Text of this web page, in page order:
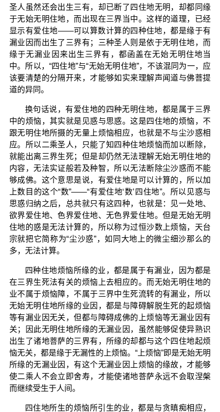
圣人虽然还会出生三有，却已断了四住地无明，却都同缘
于无始无明住地，而出现在三界当中。这样的道理，已经
显示有爱住地——可以算数计算的四种住地，都是缘于有
漏业因而出生了三界有；三种圣人则是依于无明住地，而
缘于无漏业因来出生三界有，都函盖在无始无明住地当
中。所以，“四住地”与“无始无明住地”，不该混同为一，应
该要清楚的分隔开来，才能够如实来理解声闻道与佛菩提
道的异同。
换句话说，有爱住地的四种无明住地，都是属于三界
中的烦恼，其实就是见惑与思惑。这是四住地的烦恼，不
跟无明住地所摄的无量上烦恼相应，也就是不与尘沙惑相
应。所以二乘圣人，只能了知四种住地烦恼而加以断除，
就能出离三界生死；但是却仍然无法理解无始无明住地的
内容，无法实证般若及种智，所以无法断除尘沙惑而不能
够成佛。这个意思是说，有爱住地是可以计算的，所以加
上数目的这个“数”——“有爱住地‘数’四住地”。所以见惑与
思惑归纳之后，总共就只有这四种，也就是：见一处地、
欲界爱住地、色界爱住地、无色界爱住地。但是无始无明
住地的惑是无法计算的，所以称为过恒沙数上烦恼，天台
宗就把它简称为“尘沙惑”，如同大地上的微尘细沙那么的
多，无法计算。
四种住地烦恼所缘的业，都是属于有漏业，因为都是
在三界生死法有关的烦恼上去相应的。而无始无明住地的
业不属于烦恼障，不属于三界中生死流转的有漏业，所以
无始无明住地所缘的业因，都是与障碍解脱生死的起烦恼
等有漏业因无关，但都与障碍成佛的上烦恼等无漏业因有
关；因此无明住地所缘的无漏业因，虽然能够促使异熟识
出生了诸地菩萨的三界有，所缘的却都与这个四住地起烦
恼无关，都是缘于无漏性的上烦恼。“上烦恼”即是无始无明
所缘的无漏业因，有这个无漏业因上烦恼的缘故，才能够
使二乘人不会立即舍寿，才能使诸地菩萨永远不会取涅槃
而继续受生于人间。
四住地所生的烦恼所引生的业，都是与贪瞋痴相应，